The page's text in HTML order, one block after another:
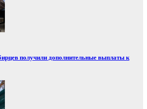
получили дополнительные выплаты к